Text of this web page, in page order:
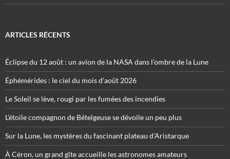
ARTICLES RÉCENTS
Éclipse du 12 août : un avion de la NASA dans l’ombre de la Lune
Éphémérides : le ciel du mois d’août 2026
Le Soleil se lève, rougi par les fumées des incendies
L’étoile compagnon de Bételgeuse se dévoile un peu plus
Sur la Lune, les mystères du fascinant plateau d’Aristarque
À Céron, un grand gîte accueille les astronomes amateurs